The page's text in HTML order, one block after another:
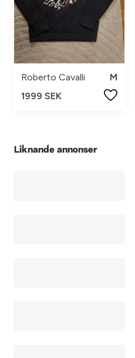
Roberto Cavalli
M
1999 SEK
Liknande annonser